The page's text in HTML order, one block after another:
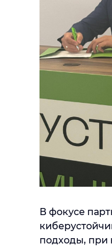
В фокусе
подходы, при